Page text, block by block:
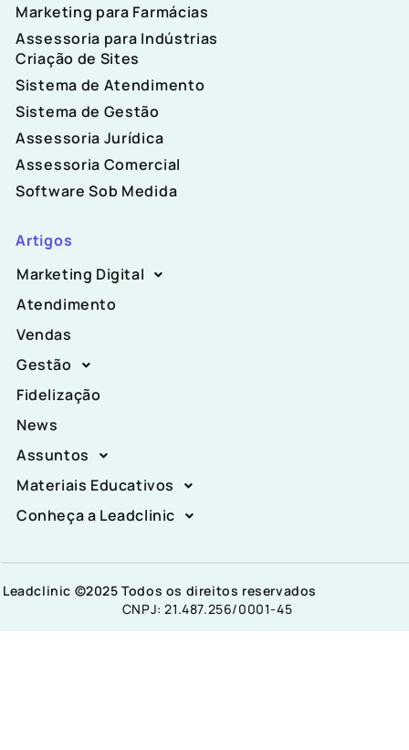
Marketing para Farmácias
Assessoria para Indústrias
Criação de Sites
Sistema de Atendimento
Sistema de Gestão
Assessoria Jurídica
Assessoria Comercial
Software Sob Medida
Artigos
Marketing Digital
Atendimento
Vendas
Gestão
Fidelização
News
Assuntos
Materiais Educativos
Conheça a Leadclinic
Leadclinic ©2025 Todos os direitos reservados
CNPJ: 21.487.256/0001-45